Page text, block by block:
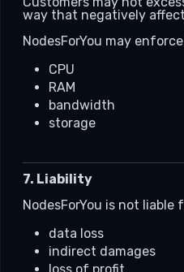
way that negatively
NodesForYou may
CPU
RAM
bandwidth
storage
7. Liability
NodesForYou is not liable
data loss
indirect damages